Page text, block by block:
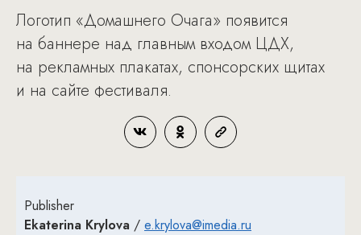
Логотип «Домашнего Очага» появится
на баннере над главным входом ЦДХ,
на рекламных плакатах, спонсорских щитах
и на сайте фестиваля.
Publisher
Ekaterina Krylova / e.krylova@imedia.ru